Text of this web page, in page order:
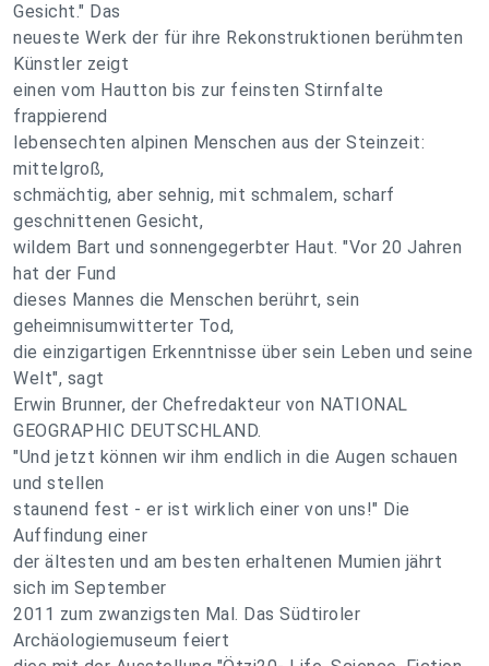
Gesicht." Das
neueste Werk der für ihre Rekonstruktionen berühmten
Künstler zeigt
einen vom Hautton bis zur feinsten Stirnfalte
frappierend
lebensechten alpinen Menschen aus der Steinzeit:
mittelgroß,
schmächtig, aber sehnig, mit schmalem, scharf
geschnittenen Gesicht,
wildem Bart und sonnengegerbter Haut. "Vor 20 Jahren
hat der Fund
dieses Mannes die Menschen berührt, sein
geheimnisumwitterter Tod,
die einzigartigen Erkenntnisse über sein Leben und seine
Welt", sagt
Erwin Brunner, der Chefredakteur von NATIONAL
GEOGRAPHIC DEUTSCHLAND.
"Und jetzt können wir ihm endlich in die Augen schauen
und stellen
staunend fest - er ist wirklich einer von uns!" Die
Auffindung einer
der ältesten und am besten erhaltenen Mumien jährt
sich im September
2011 zum zwanzigsten Mal. Das Südtiroler
Archäologiemuseum feiert